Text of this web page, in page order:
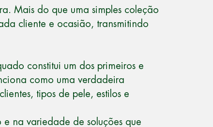
Mais do que uma simples coleção
cliente e ocasião, transmitindo
constitui um dos primeiros e
como uma verdadeira
tipos de pele, estilos e
na variedade de soluções que